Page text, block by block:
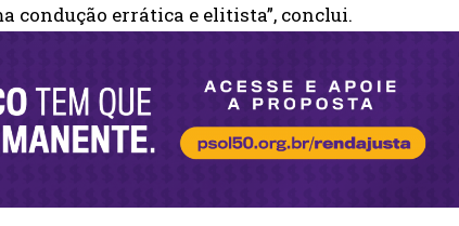
condução errática e elitista”, conclui.